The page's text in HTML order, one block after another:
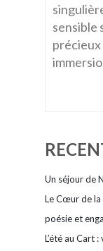
sensible
précieux
Un séjour de
Le Cœur de
poésie et
L’été au Cart